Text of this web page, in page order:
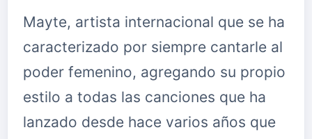
Mayte, artista internacional que se ha
caracterizado por siempre cantarle al
poder femenino, agregando su propio
estilo a todas las canciones que ha
lanzado desde hace varios años que